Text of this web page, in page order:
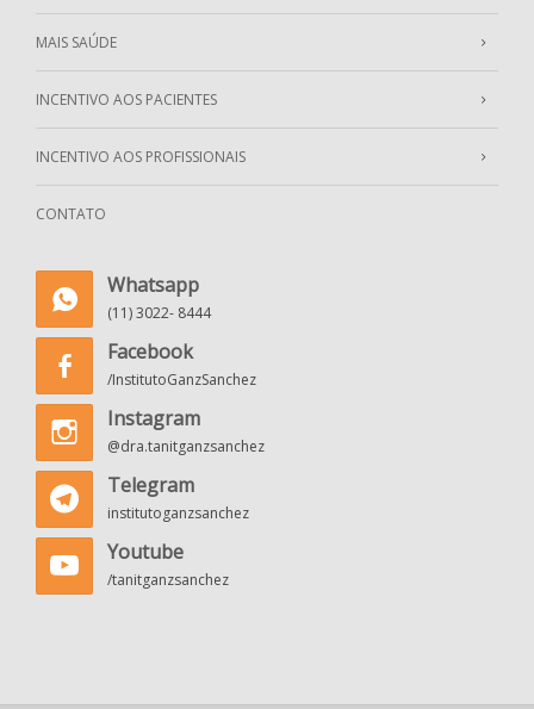
MAIS SAÚDE
INCENTIVO AOS PACIENTES
INCENTIVO AOS PROFISSIONAIS
CONTATO
Whatsapp
(11) 3022- 8444
Facebook
/InstitutoGanzSanchez
Instagram
@dra.tanitganzsanchez
Telegram
institutoganzsanchez
Youtube
/tanitganzsanchez